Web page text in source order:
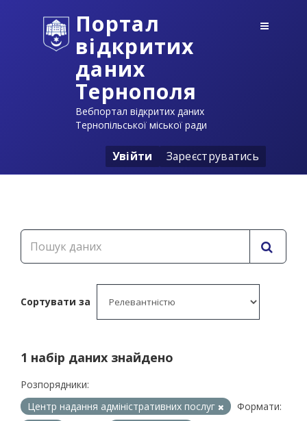
Портал
відкритих
даних
Тернополя
Вебпортал відкритих даних
Тернопільської міської ради
Увійти Зареєструватись
Сортувати за
1 набір даних знайдено
Розпорядники:
Центр надання адміністративних послуг
Формати: